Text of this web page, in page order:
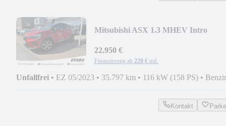
Mitsubishi ASX 1.3 MHEV Intro
22.950 €
Finanzierung ab 220 € mtl.
Unfallfrei • EZ 05/2023 • 35.797 km • 116 kW (158 PS) •
Kontakt